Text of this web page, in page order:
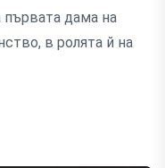
дама на
в ролята й на